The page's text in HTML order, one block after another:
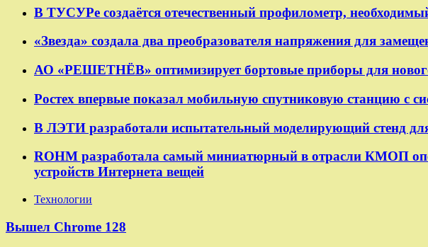
В ТУСУРе создаётся отечественный профилометр,
«Звезда» создала два преобразователя напряжения для
АО «РЕШЕТНЁВ» оптимизирует бортовые приборы для
Ростех впервые показал мобильную спутниковую станцию с
В ЛЭТИ разработали испытательный моделирующий стенд
ROHM разработала самый миниатюрный в отрасли КМОП
устройств Интернета вещей
Технологии
Вышел Chrome 128